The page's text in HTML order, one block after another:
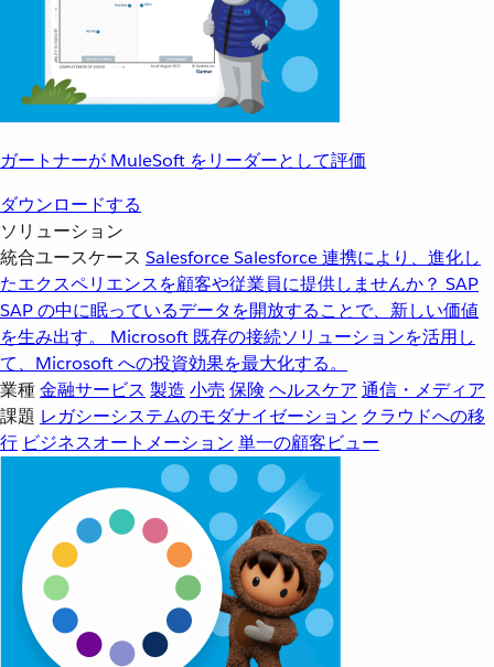
ガートナーが MuleSoft をリーダーとして評価
ダウンロードする
ソリューション
統合ユースケース SalesforceSalesforce 連携により、進化し
たエクスペリエンスを顧客や従業員に提供しませんか？ SAP
SAP の中に眠っているデータを開放することで、新しい価値
を生み出す。
Microsoft 既存の接続ソリューションを活用し
て、Microsoft への投資効果を最大化する。
業種金融サービス 製造 小売 保険 ヘルスケア 通信・メディア
課題 レガシーシステムのモダナイゼーション クラウドへの移
行 ビジネスオートメーション 単一の顧客ビュー